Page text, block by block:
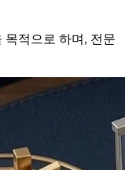
목적으로 하며, 전문